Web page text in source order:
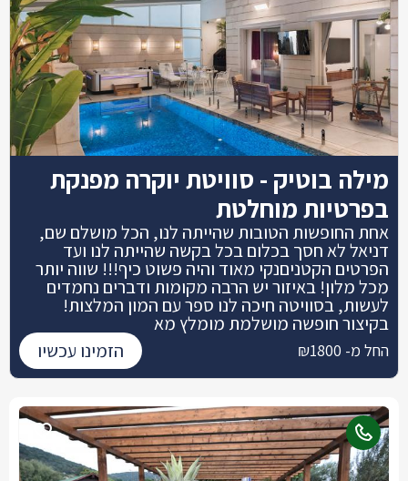
מילה בוטיק - סוויטת יוקרה מפנקת
בפרטיות מוחלטת
אחת החופשות הטובות שהייתה לנו, הכל מושלם שם,
דניאל לא חסך בכלום בכל בקשה שהייתה לנו ועד
הפרטים הקטניםנקי מאוד והיה פשוט כיף!!! שווה יותר
מכל מלון! באיזור יש הרבה מקומות ודברים נחמדים
לעשות, בסוויטה חיכה לנו ספר עם המון המלצות!
בקיצור חופשה מושלמת מומלץ מא
החל מ- ₪1800 הזמינו עכשיו